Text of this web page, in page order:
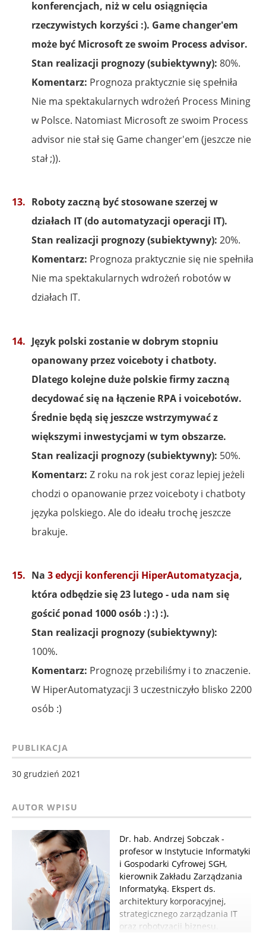
konferencjach, niż w celu osiągnięcia
rzeczywistych korzyści :). Game changer'em
może być Microsoft ze swoim Process advisor.
Stan realizacji prognozy (subiektywny): 80%.
Komentarz: Prognoza praktycznie się spełniła
Nie ma spektakularnych wdrożeń Process Mining
w Polsce. Natomiast Microsoft ze swoim Process
advisor nie stał się Game changer'em (jeszcze nie
stał ;)).
Roboty zaczną być stosowane szerzej w
działach IT (do automatyzacji operacji IT).
Stan realizacji prognozy (subiektywny): 20%.
Komentarz: Prognoza praktycznie się nie spełniła
Nie ma spektakularnych wdrożeń robotów w
działach IT.
Język polski zostanie w dobrym stopniu
opanowany przez voiceboty i chatboty.
Dlatego kolejne duże polskie firmy zaczną
decydować się na łączenie RPA i voicebotów.
Średnie będą się jeszcze wstrzymywać z
większymi inwestycjami w tym obszarze.
Stan realizacji prognozy (subiektywny): 50%.
Komentarz: Z roku na rok jest coraz lepiej jeżeli
chodzi o opanowanie przez voiceboty i chatboty
języka polskiego. Ale do ideału trochę jeszcze
brakuje.
Na 3 edycji konferencji HiperAutomatyzacja,
która odbędzie się 23 lutego - uda nam się
gościć ponad 1000 osób :) :) :).
Stan realizacji prognozy (subiektywny):
100%.
Komentarz: Prognozę przebiliśmy i to znaczenie.
W HiperAutomatyzacji 3 uczestniczyło blisko 2200
osób :)
PUBLIKACJA
30 grudzień 2021
Dr. hab. Andrzej Sobczak -
profesor w Instytucie Informatyki
i Gospodarki Cyfrowej SGH,
kierownik Zakładu Zarządzania
Informatyką. Ekspert ds.
architektury korporacyjnej,
strategicznego zarządzania IT
oraz robotyzacji biznesu.